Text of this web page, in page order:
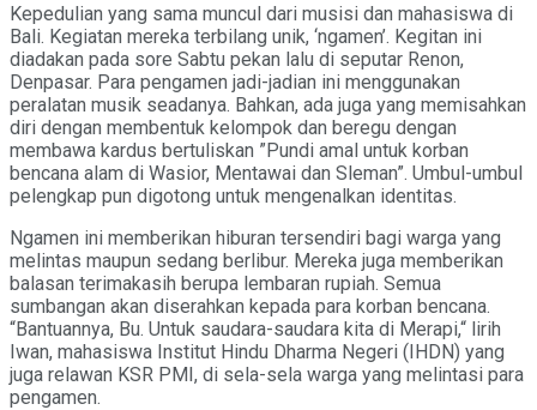
Kepedulian yang sama muncul dari musisi dan mahasiswa di
Bali. Kegiatan mereka terbilang unik, ‘ngamen’. Kegitan ini
diadakan pada sore Sabtu pekan lalu di seputar Renon,
Denpasar. Para pengamen jadi-jadian ini menggunakan
peralatan musik seadanya. Bahkan, ada juga yang memisahkan
diri dengan membentuk kelompok dan beregu dengan
membawa kardus bertuliskan ”Pundi amal untuk korban
bencana alam di Wasior, Mentawai dan Sleman”. Umbul-umbul
pelengkap pun digotong untuk mengenalkan identitas.
Ngamen ini memberikan hiburan tersendiri bagi warga yang
melintas maupun sedang berlibur. Mereka juga memberikan
balasan terimakasih berupa lembaran rupiah. Semua
sumbangan akan diserahkan kepada para korban bencana.
“Bantuannya, Bu. Untuk saudara-saudara kita di Merapi,“ lirih
Iwan, mahasiswa Institut Hindu Dharma Negeri (IHDN) yang
juga relawan KSR PMI, di sela-sela warga yang melintasi para
pengamen.